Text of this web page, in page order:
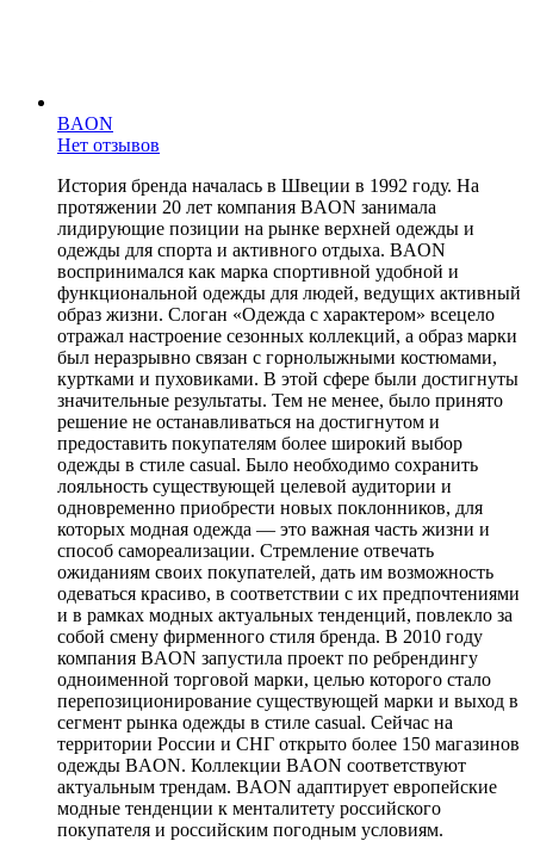
BAON
Нет отзывов
История бренда началась в Швеции в 1992 году. На
протяжении 20 лет компания BAON занимала
лидирующие позиции на рынке верхней одежды и
одежды для спорта и активного отдыха. BAON
воспринимался как марка спортивной удобной и
функциональной одежды для людей, ведущих активный
образ жизни. Слоган «Одежда с характером» всецело
отражал настроение сезонных коллекций, а образ марки
был неразрывно связан с горнолыжными костюмами,
куртками и пуховиками. В этой сфере были достигнуты
значительные результаты. Тем не менее, было принято
решение не останавливаться на достигнутом и
предоставить покупателям более широкий выбор
одежды в стиле casual. Было необходимо сохранить
лояльность существующей целевой аудитории и
одновременно приобрести новых поклонников, для
которых модная одежда — это важная часть жизни и
способ самореализации. Стремление отвечать
ожиданиям своих покупателей, дать им возможность
одеваться красиво, в соответствии с их предпочтениями
и в рамках модных актуальных тенденций, повлекло за
собой смену фирменного стиля бренда. В 2010 году
компания BAON запустила проект по ребрендингу
одноименной торговой марки, целью которого стало
перепозиционирование существующей марки и выход в
сегмент рынка одежды в стиле casual. Сейчас на
территории России и СНГ открыто более 150 магазинов
одежды BAON. Коллекции BAON соответствуют
актуальным трендам. BAON адаптирует европейские
модные тенденции к менталитету российского
покупателя и российским погодным условиям.